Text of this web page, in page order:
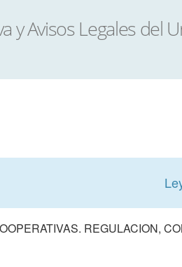
REGULACION,